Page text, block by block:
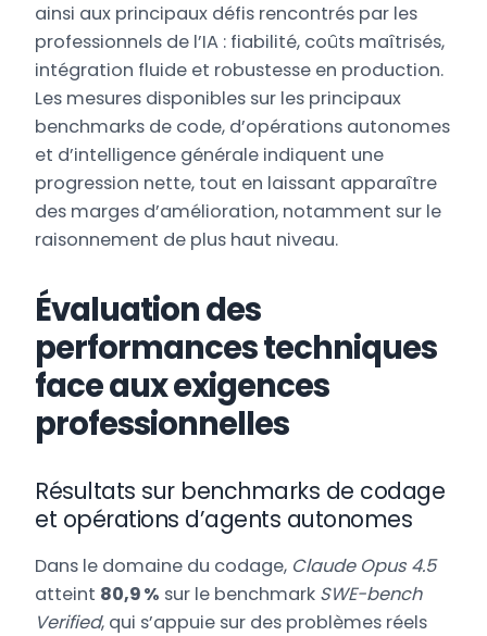
ainsi aux principaux défis rencontrés par les
professionnels de l’IA : fiabilité, coûts maîtrisés,
intégration fluide et robustesse en production.
Les mesures disponibles sur les principaux
benchmarks de code, d’opérations autonomes
et d’intelligence générale indiquent une
progression nette, tout en laissant apparaître
des marges d’amélioration, notamment sur le
raisonnement de plus haut niveau.
Évaluation des
performances techniques
face aux exigences
professionnelles
Résultats sur benchmarks de codage
et opérations d’agents autonomes
Dans le domaine du codage, Claude Opus 4.5
atteint 80,9 % sur le benchmark SWE-bench
Verified, qui s’appuie sur des problèmes réels